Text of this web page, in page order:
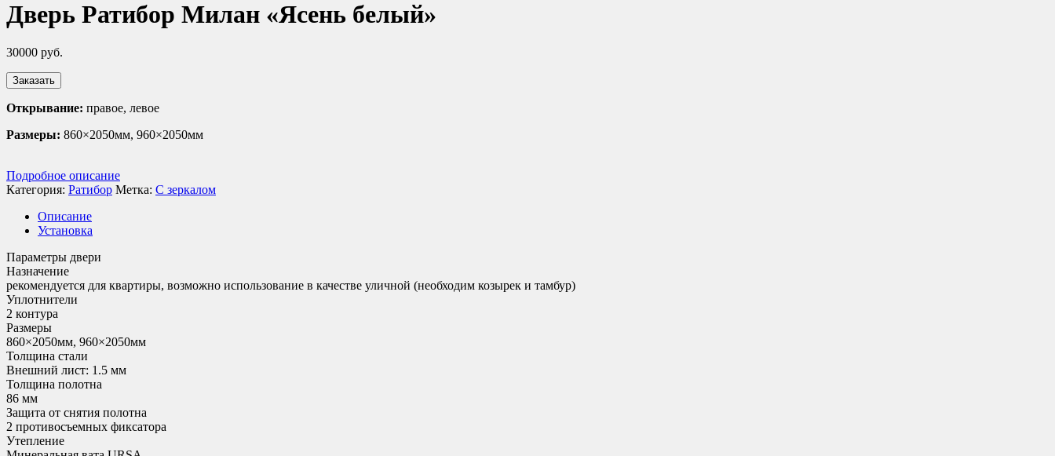
Дверь Ратибор Милан «Ясень белый»
30000 руб.
Заказать
Открывание: правое, левое
Размеры: 860×2050мм, 960×2050мм
Подробное описание
Категория: Ратибор Метка: С зеркалом
Описание
Установка
Параметры двери
Назначение
рекомендуется для квартиры, возможно использование в качестве уличной (необходим козырек и тамбур)
Уплотнители
2 контура
Размеры
860×2050мм, 960×2050мм
Толщина стали
Внешний лист: 1.5 мм
Толщина полотна
86 мм
Защита от снятия полотна
2 противосъемных фиксатора
Утепление